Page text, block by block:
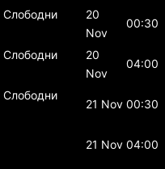
Слободни
20
Nov
00:30
Слободни
20
Nov
04:00
Слободни
21 Nov 00:30
21 Nov 04:00